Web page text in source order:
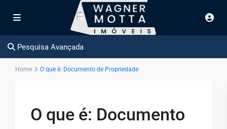
Pesquisa Avançada
Home O que é: Documento de Propriedade
O que é: Documento